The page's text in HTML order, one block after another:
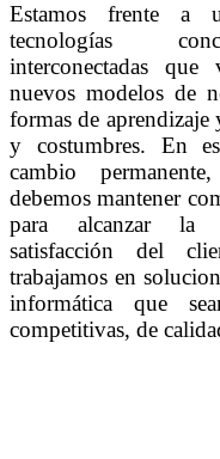
Estamos frente a
tecnologías
interconectadas
nuevos modelos de
formas de aprendizaje
y costumbres. En
cambio
debemos mantener
para alcanzar la
satisfacción del
trabajamos en
informática que
competitivas, de